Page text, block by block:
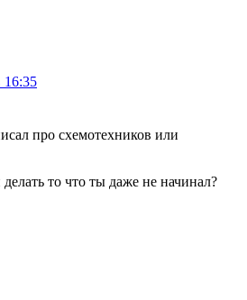
16:35
про схемотехников или
то что ты даже не начинал?